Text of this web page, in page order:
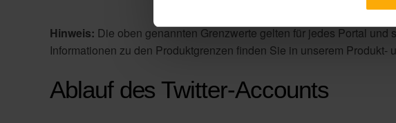
Hinweis: Die oben genannten Grenzwerte gelten für jedes Portal und
Informationen zu den Produktgrenzen finden Sie in unserem Produkt-
Ablauf des Twitter-Accounts